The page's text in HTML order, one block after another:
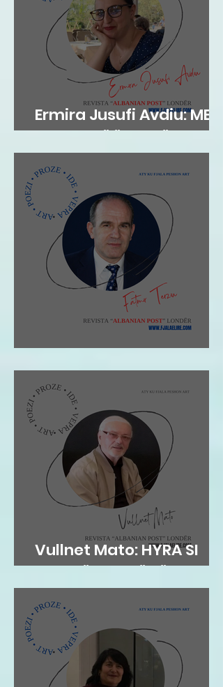
Ermira Jusufi Avdiu: ME
FLATRA TË ËNDRRËS
Fatmir Terziu: Shqipja
Vullnet Mato: HYRA SI
ZOG NË FOLENË TËNDE